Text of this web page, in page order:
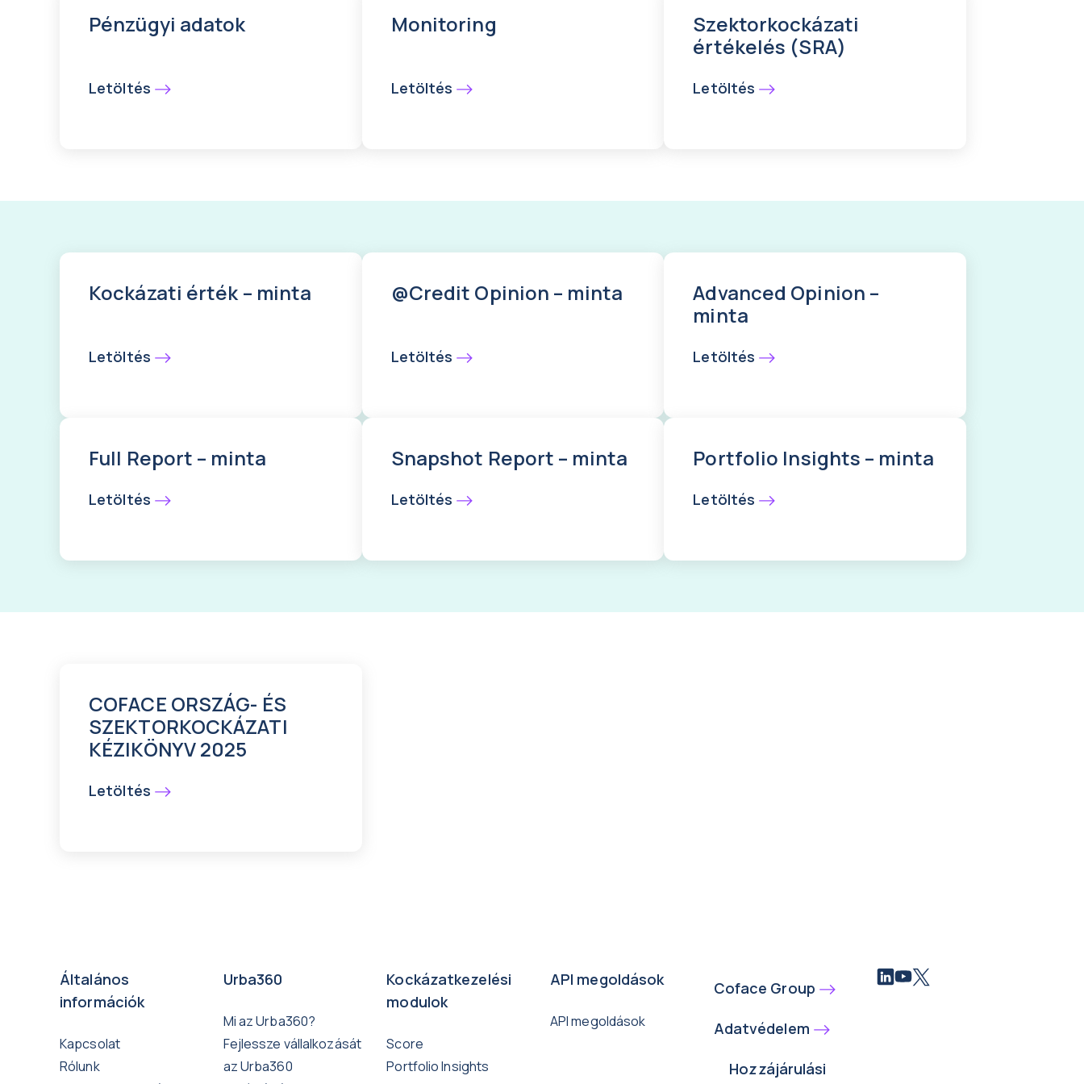
Pénzügyi adatok
Letöltés
Monitoring
Letöltés
Szektorkockázati
értékelés (SRA)
Letöltés
Kockázati érték – minta
Letöltés
@Credit Opinion – minta
Letöltés
Advanced Opinion –
minta
Letöltés
Full Report – minta
Letöltés
Snapshot Report – minta
Letöltés
Portfolio Insights – minta
Letöltés
COFACE ORSZÁG- ÉS
SZEKTORKOCKÁZATI
KÉZIKÖNYV 2025
Letöltés
Általános
információk
Kapcsolat
Rólunk
Urba360
Mi az Urba360?
Fejlessze vállalkozását
az Urba360
Kockázatkezelési
modulok
Score
Portfolio Insights
API megoldások
API megoldások
Coface Group
Adatvédelem
Hozzájárulási